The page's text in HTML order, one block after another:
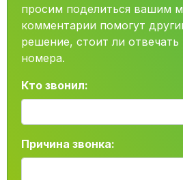
просим поделиться вашим
комментарии помогут
решение, стоит ли отвечать
номера.
Кто звонил:
Причина звонка: